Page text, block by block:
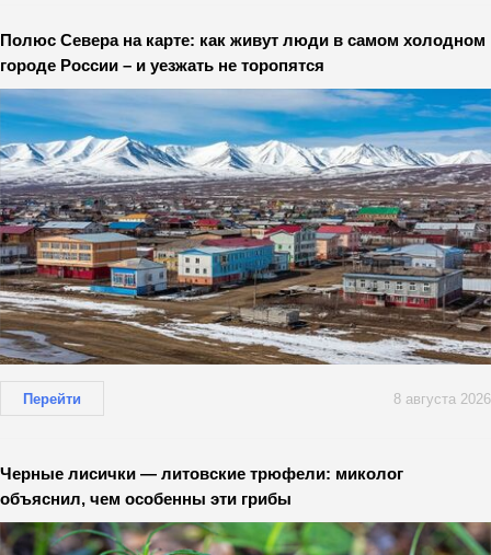
Полюс Севера на карте: как живут люди в самом холодном
городе России – и уезжать не торопятся
Перейти 8 августа 2026
Черные лисички — литовские трюфели: миколог
объяснил, чем особенны эти грибы